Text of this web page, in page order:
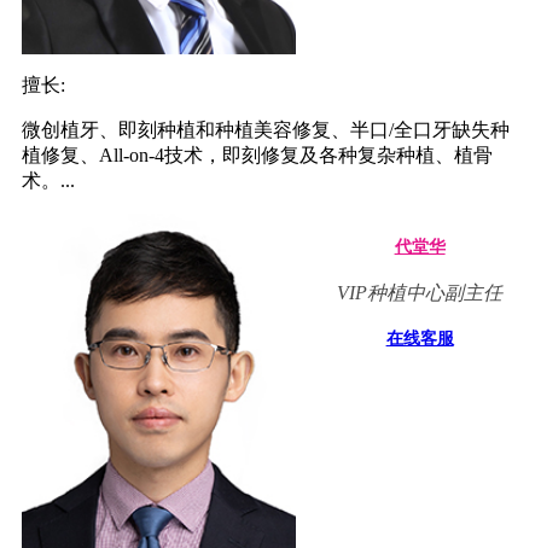
擅长:
微创植牙、即刻种植和种植美容修复、半口/全口牙缺失种
植修复、All-on-4技术，即刻修复及各种复杂种植、植骨
术。...
代堂华
VIP种植中心副主任
在线客服